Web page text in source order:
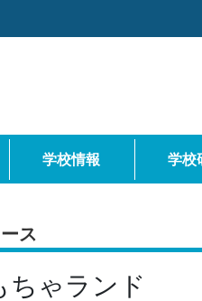
学校情報 学校
ス
ゃランド